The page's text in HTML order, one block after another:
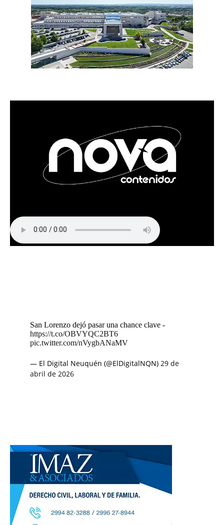
San Lorenzo dejó pasar una chance clave -
https://t.co/OBVYQC2BT6
pic.twitter.com/nVygbANaMV
— El Digital Neuquén (@ElDigitalNQN) 29 de
abril de 2026